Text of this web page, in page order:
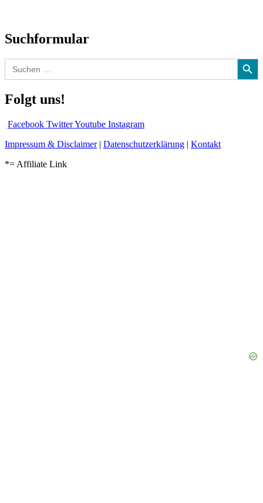
Suchformular
Search
for:
Search Button
Folgt uns!
Facebook TwitterYoutube Instagram
Impressum & Disclaimer| Datenschutzerklärung | Kontakt
*= Affiliate Link